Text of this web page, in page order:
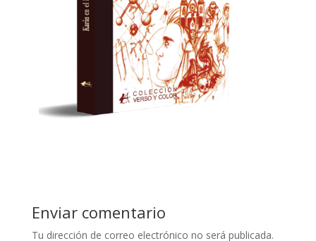
Enviar comentario
Tu dirección de correo electrónico no será publicada.